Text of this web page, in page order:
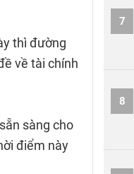
thì đường
về tài chính
sàng cho
điểm này
7
8